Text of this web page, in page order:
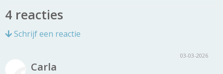
4 reacties
Schrijf een reactie
Carla
03-03-2026